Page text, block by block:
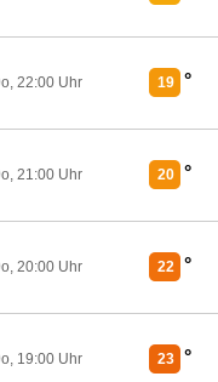
22:00 Uhr 19 °
21:00 Uhr 20 °
20:00 Uhr 22 °
19:00 Uhr 23 °